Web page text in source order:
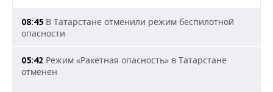
08:45 В Татарстане отменили режим беспилотной
опасности
05:42 Режим «Ракетная опасность» в Татарстане
отменен